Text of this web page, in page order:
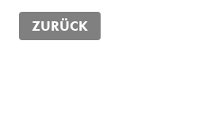
ZURÜCK